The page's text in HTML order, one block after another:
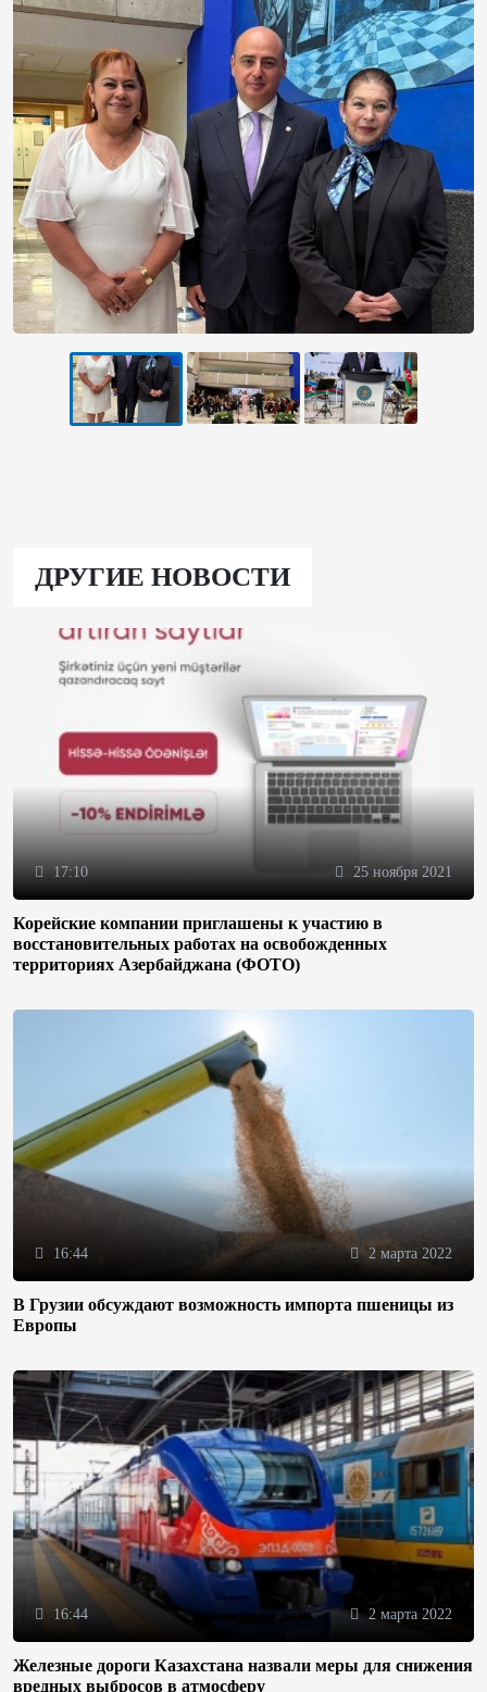
ДРУГИЕ НОВОСТИ
17:10 25 ноября 2021
Корейские компании приглашены к участию в
восстановительных работах на освобожденных
территориях Азербайджана (ФОТО)
16:44 2 марта 2022
В Грузии обсуждают возможность импорта пшеницы из
Европы
16:44 2 марта 2022
Железные дороги Казахстана назвали меры для снижения
вредных выбросов в атмосферу